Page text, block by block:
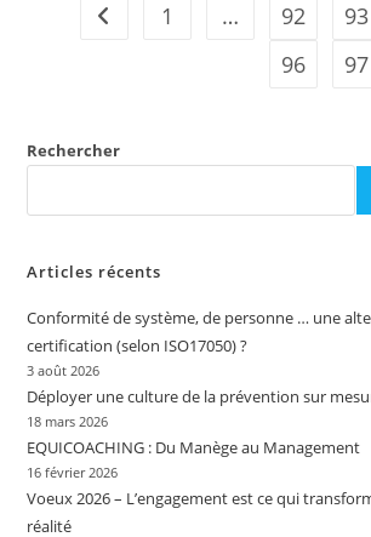
Membre
Membre
Go to the previous page
1 … 92 93
96
97
Rechercher
Articles récents
Conformité de système, de personne … une
certification (selon ISO17050) ?
3 août 2026
Déployer une culture de la prévention sur
18 mars 2026
EQUICOACHING : Du Manège au Management
16 février 2026
Voeux 2026 – L’engagement est ce qui
réalité